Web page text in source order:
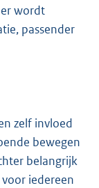
wordt
passender
zelf invloed
bewegen
belangrijk
iedereen